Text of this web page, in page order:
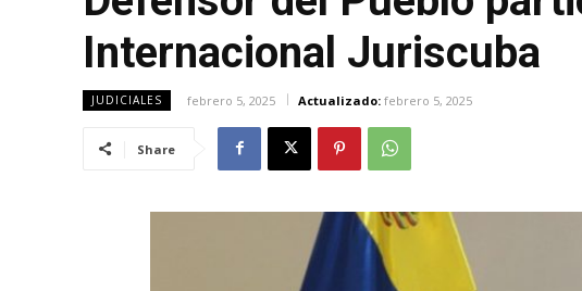
Internacional Juriscuba
JUDICIALES febrero 5, 2025 Actualizado: febrero 5, 2025
Share